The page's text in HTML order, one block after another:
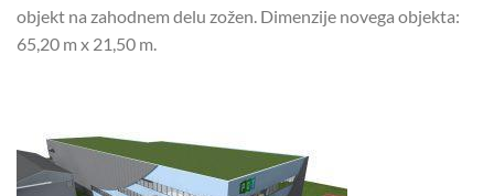
objekt na zahodnem delu zožen. Dimenzije novega objekta:
65,20 m x 21,50 m.